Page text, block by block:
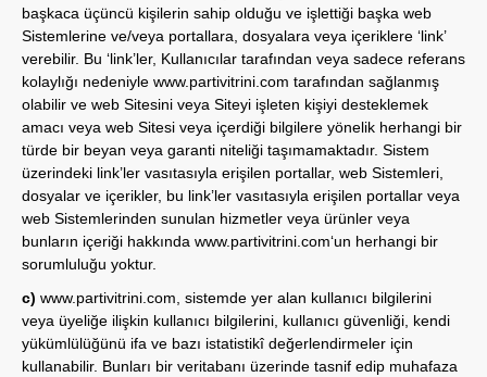
başkaca üçüncü kişilerin sahip olduğu ve işlettiği başka web
Sistemlerine ve/veya portallara, dosyalara veya içeriklere ‘link’
verebilir. Bu ‘link’ler, Kullanıcılar tarafından veya sadece referans
kolaylığı nedeniyle www.partivitrini.com tarafından sağlanmış
olabilir ve web Sitesini veya Siteyi işleten kişiyi desteklemek
amacı veya web Sitesi veya içerdiği bilgilere yönelik herhangi bir
türde bir beyan veya garanti niteliği taşımamaktadır. Sistem
üzerindeki link’ler vasıtasıyla erişilen portallar, web Sistemleri,
dosyalar ve içerikler, bu link’ler vasıtasıyla erişilen portallar veya
web Sistemlerinden sunulan hizmetler veya ürünler veya
bunların içeriği hakkında www.partivitrini.com‘un herhangi bir
sorumluluğu yoktur.
c) www.partivitrini.com , sistemde yer alan kullanıcı bilgilerini
veya üyeliğe ilişkin kullanıcı bilgilerini, kullanıcı güvenliği, kendi
yükümlülüğünü ifa ve bazı istatistikî değerlendirmeler için
kullanabilir. Bunları bir veritabanı üzerinde tasnif edip muhafaza